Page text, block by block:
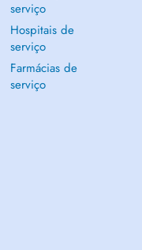
serviço
Hospitais de
serviço
Farmácias de
serviço